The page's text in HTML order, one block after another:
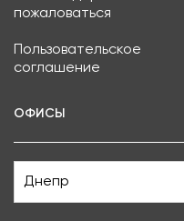
пожаловаться
Пользовательское
соглашение
ОФИСЫ
Днепр